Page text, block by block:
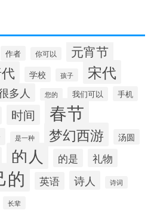
作者 你可以 元宵节
学校 孩子 宋代
多人 您的 我们可以 手机
时间 春节
是一种 梦幻西游 汤圆
的人 的是 礼物
的 英语 诗人 诗词
长辈